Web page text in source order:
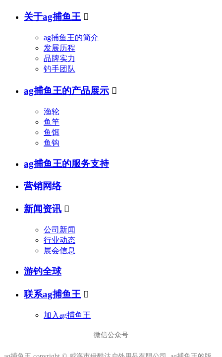
关于ag捕鱼王 
ag捕鱼王的简介
发展历程
品牌实力
钓手团队
ag捕鱼王的产品展示 
渔轮
鱼竿
鱼饵
鱼钩
ag捕鱼王的服务支持
营销网络
新闻资讯 
公司新闻
行业动态
展会信息
游钓全球
联系ag捕鱼王 
加入ag捕鱼王
微信公众号